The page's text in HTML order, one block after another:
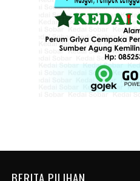
BERITA PILIHAN